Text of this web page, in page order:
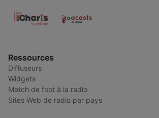
Ressources
Diffuseurs
Widgets
Match de foot à la radio
Sites Web de radio par pays